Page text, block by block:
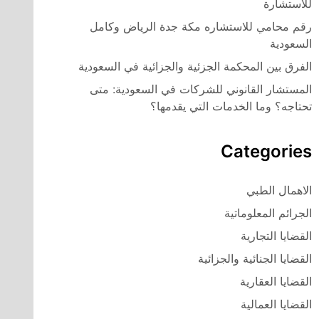
للاستشارة
رقم محامي للاستشاره مكة جدة الرياض وكامل
السعودية
الفرق بين المحكمة الجزئية والجزائية في السعودية
المستشار القانوني للشركات في السعودية: متى
تحتاجه؟ وما الخدمات التي يقدمها؟
Categories
الاهمال الطبي
الجرائم المعلوماتية
القضايا التجارية
القضايا الجنائية والجزائية
القضايا العقارية
القضايا العمالية